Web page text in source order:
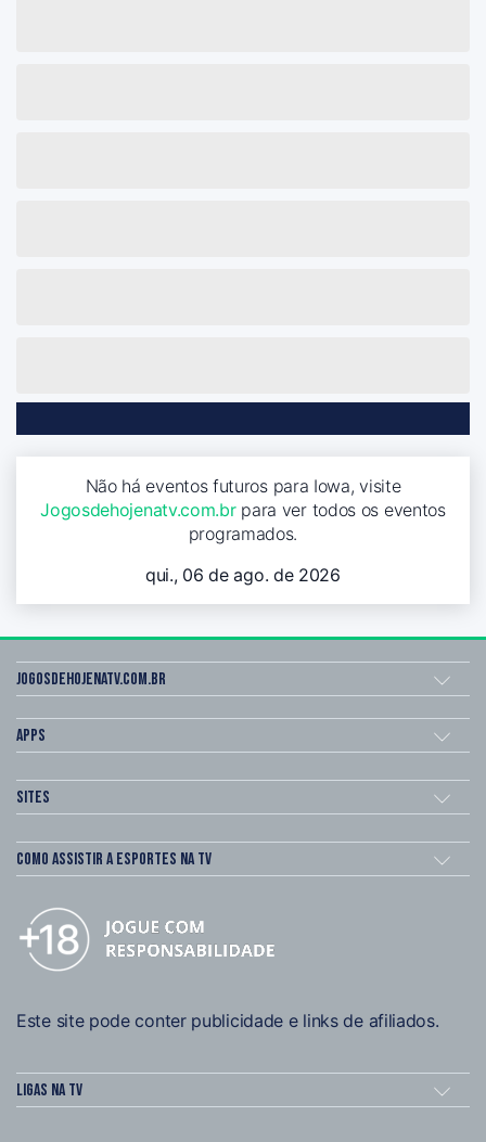
Não há eventos futuros para Iowa, visite
Jogosdehojenatv.com.brpara ver todos os eventos
programados.
qui., 06 de ago. de 2026
Jogosdehojenatv.com.br
Apps
Sites
Como assistir a esportes na TV
Este site pode conter publicidade e links de afiliados.
Ligas na TV